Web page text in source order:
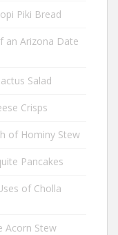
Piki Bread
an Arizona Date
Salad
Crisps
of Hominy Stew
Pancakes
of Cholla
Acorn Stew